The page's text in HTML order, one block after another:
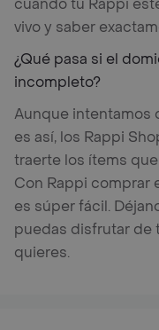
cuando tu Rappi
vivo y saber
¿Qué pasa si el
incompleto?
Aunque intentamos
es así, los Rappi
traerte los ítems
Con Rappi comprar
es súper fácil.
puedas disfrutar de
quieres.